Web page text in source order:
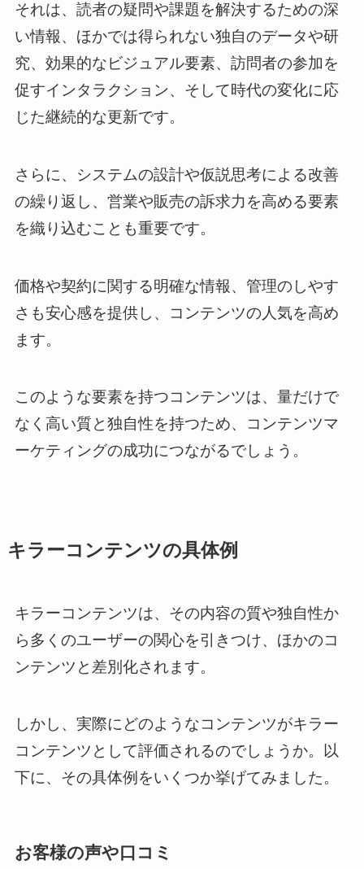
それは、読者の疑問や課題を解決するための深
い情報、ほかでは得られない独自のデータや研
究、効果的なビジュアル要素、訪問者の参加を
促すインタラクション、そして時代の変化に応
じた継続的な更新です。
さらに、システムの設計や仮説思考による改善
の繰り返し、営業や販売の訴求力を高める要素
を織り込むことも重要です。
価格や契約に関する明確な情報、管理のしやす
さも安心感を提供し、コンテンツの人気を高め
ます。
このような要素を持つコンテンツは、量だけで
なく高い質と独自性を持つため、コンテンツマ
ーケティングの成功につながるでしょう。
キラーコンテンツの具体例
キラーコンテンツは、その内容の質や独自性か
ら多くのユーザーの関心を引きつけ、ほかのコ
ンテンツと差別化されます。
しかし、実際にどのようなコンテンツがキラー
コンテンツとして評価されるのでしょうか。以
下に、その具体例をいくつか挙げてみました。
お客様の声や口コミ